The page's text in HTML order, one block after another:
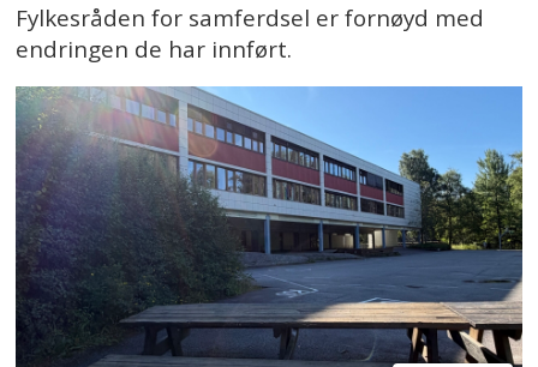
Fylkesråden for samferdsel er fornøyd med
endringen de har innført.